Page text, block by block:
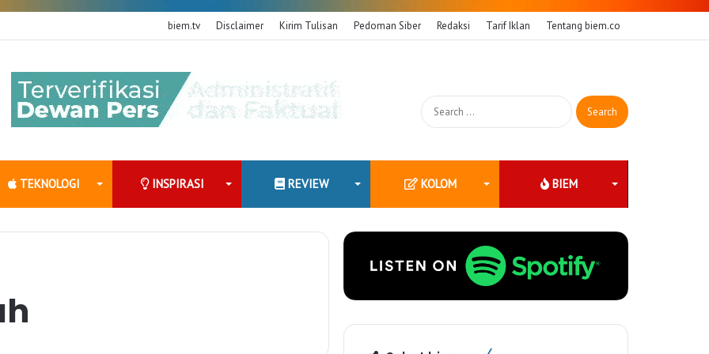
biem.tv Disclaimer Kirim Tulisan Pedoman Siber Redaksi Tarif Iklan Tentang biem.co
Search
for:
TEKNOLOGI INSPIRASI REVIEW KOLOM BIEM